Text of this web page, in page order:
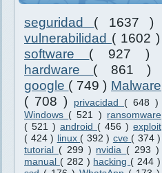
seguridad ( 1637 )
vulnerabilidad ( 1602 )
software ( 927 )
hardware ( 861 )
google ( 749 ) Malware
( 708 )
privacidad ( 648 )
Windows ( 521 ) ransomware
( 521 ) android ( 456 ) exploit
( 424 ) linux ( 392 ) cve ( 374 )
tutorial ( 299 ) nvidia ( 293 )
manual ( 282 ) hacking ( 244 )